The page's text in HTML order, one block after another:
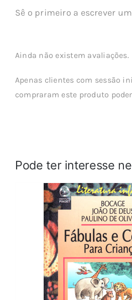
Sê o primeiro a escrever
Ainda não existem avaliações.
Apenas clientes com sessão
compraram este produto
Pode ter interesse